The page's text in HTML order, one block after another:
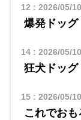
12 : 2026/05/
爆発ドッグ
14: 2026/05/
狂犬ドッグ
15: 2026/05/
これでお